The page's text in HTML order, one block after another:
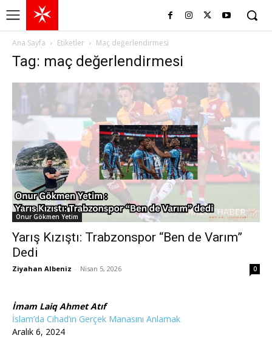
Ana Sayfa Etiketler Maç değerlendirmesi
Tag: maç değerlendirmesi
Onur Gökmen Yetim
Yarış Kızıştı: Trabzonspor “Ben de Varım”
Dedi
Ziyahan Albeniz - Nisan 5, 2026 0
İmam Laiq Ahmet Atıf
İslam’da Cihad’ın Gerçek Manasını Anlamak
Aralık 6, 2024